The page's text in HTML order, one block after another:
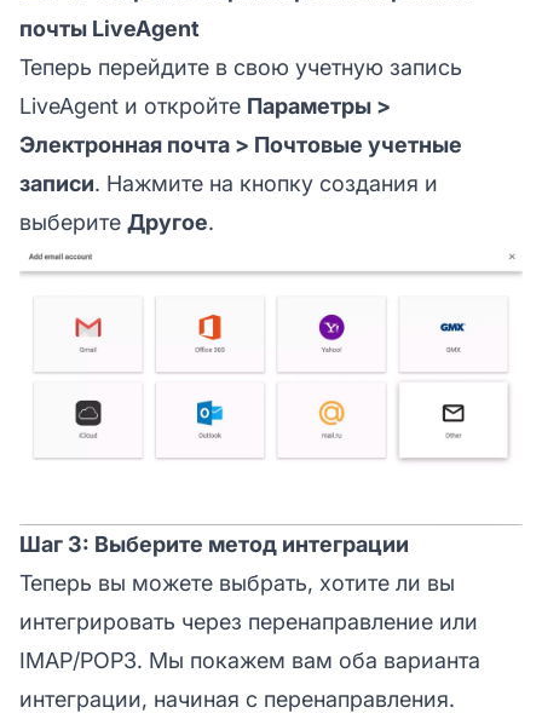
почты LiveAgent
Теперь перейдите в свою учетную запись
LiveAgent и откройте Параметры >
Электронная почта > Почтовые учетные
записи. Нажмите на кнопку создания и
выберите Другое.
Шаг 3: Выберите метод интеграции
Теперь вы можете выбрать, хотите ли вы
интегрировать через перенаправление или
IMAP/POP3. Мы покажем вам оба варианта
интеграции, начиная с перенаправления.